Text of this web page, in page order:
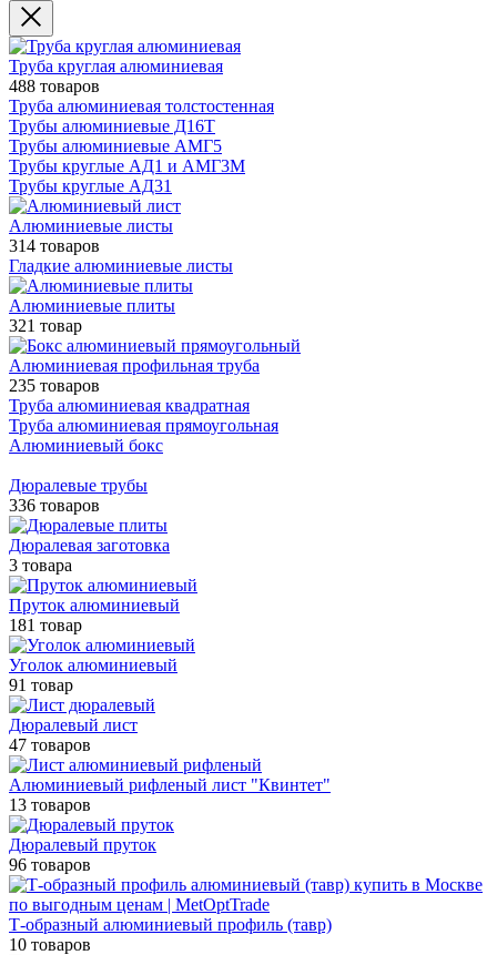
Труба круглая алюминиевая
488 товаров
Труба алюминиевая толстостенная
Трубы алюминиевые Д16Т
Трубы алюминиевые АМГ5
Трубы круглые АД1 и АМГ3М
Трубы круглые АД31
Алюминиевые листы
314 товаров
Гладкие алюминиевые листы
Алюминиевые плиты
321 товар
Алюминиевая профильная труба
235 товаров
Труба алюминиевая квадратная
Труба алюминиевая прямоугольная
Алюминиевый бокс
Дюралевые трубы
336 товаров
Дюралевая заготовка
3 товара
Пруток алюминиевый
181 товар
Уголок алюминиевый
91 товар
Дюралевый лист
47 товаров
Алюминиевый рифленый лист "Квинтет"
13 товаров
Дюралевый пруток
96 товаров
Т-образный алюминиевый профиль (тавр)
10 товаров